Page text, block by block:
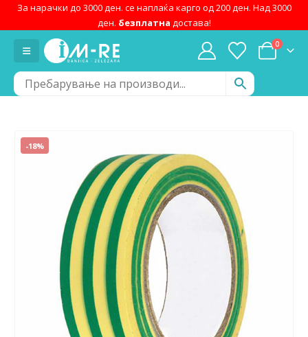
За нарачки до 3000 ден. се наплаќа карго од 200 ден. Над 3000
ден. безплатна достава!
0
-18%